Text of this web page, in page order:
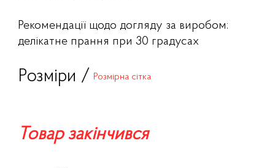
Рекомендації щодо догляду за виробом:
делікатне прання при 30 градусах
Розміри / Розмірна сітка
Товар закінчився